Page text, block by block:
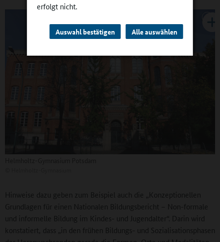
erfolgt nicht.
Auswahl bestätigen Alle auswählen
Hinweise dazu geben zum Beispiel auch die „Konzeptionellen
Grundlagen für einen Nationalen Bildungsbericht – Non-formale
und informelle Bildung im Kindes- und Jugendalter“. Darin wird
konstatiert, dass „in den frühen Bildungs- und Sozialisationsphasen